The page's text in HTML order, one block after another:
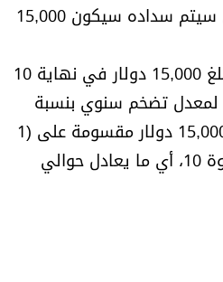
المبلغ الاسمي الذي سيتم سداده سيكون 15,000
القيمة الحقيقية لمبلغ 15,000 دولار في نهاية 10
لمعدل تضخم سنوي بنسبة
3%، ستكون تقريبًا 15,000 دولار مقسومة على (1
+ 0.03) مرفوعة للقوة 10، أي ما يعادل حوالي